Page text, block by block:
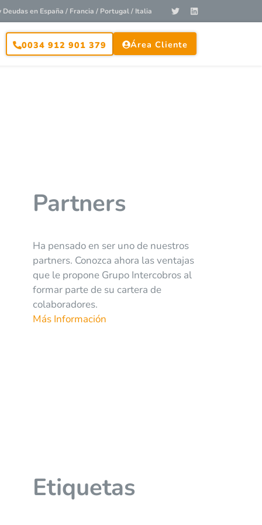
en España / Francia / Portugal / Italia
0034 912 901 379 Área Cliente
Partners
Ha pensado en ser uno de nuestros
partners. Conozca ahora las ventajas
que le propone Grupo Intercobros al
formar parte de su cartera de
colaboradores.
Más Información
Etiquetas